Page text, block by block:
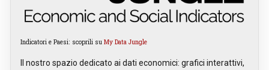
Indicatori e Paesi: scoprili su My Data Jungle
Il nostro spazio dedicato ai dati economici: grafici interattivi,